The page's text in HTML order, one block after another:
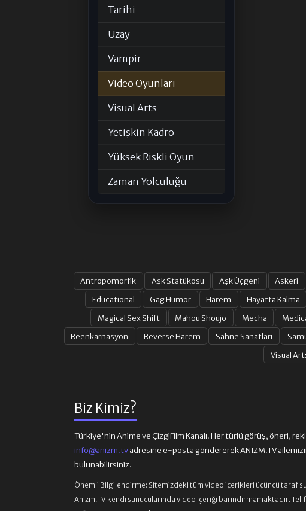
Tarihi
Uzay
Vampir
Video Oyunları
Visual Arts
Yetişkin Kadro
Yüksek Riskli Oyun
Zaman Yolculuğu
Antropomorfik Aşk Statükosu Aşk Üçgeni Askeri
Educational
Gag Humor Harem Hayatta Kalma
Magical Sex Shift
Mahou Shoujo Mecha
Reenkarnasyon
Reverse Harem Sahne Sanatları
Visual
Biz Kimiz?
Türkiye'nin Anime ve ÇizgiFilm Kanalı. Her türlü görüş, öneri,
info@anizm.tvadresine e-posta göndererek ANIZM.TV
bulunabilirsiniz.
Önemli Bilgilendirme:Sitemizdeki tüm video içerikleri üçüncü taraf
Anizm.TV kendi sunucularında video içeriği barındırmamaktadır.